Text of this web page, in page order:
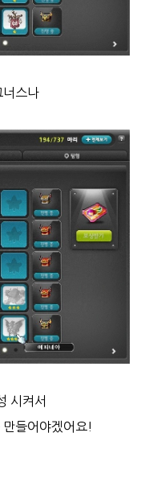
너스나
시켜서
들어야겠어요!